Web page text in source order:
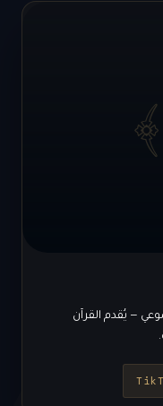
— يُقدم القرآن